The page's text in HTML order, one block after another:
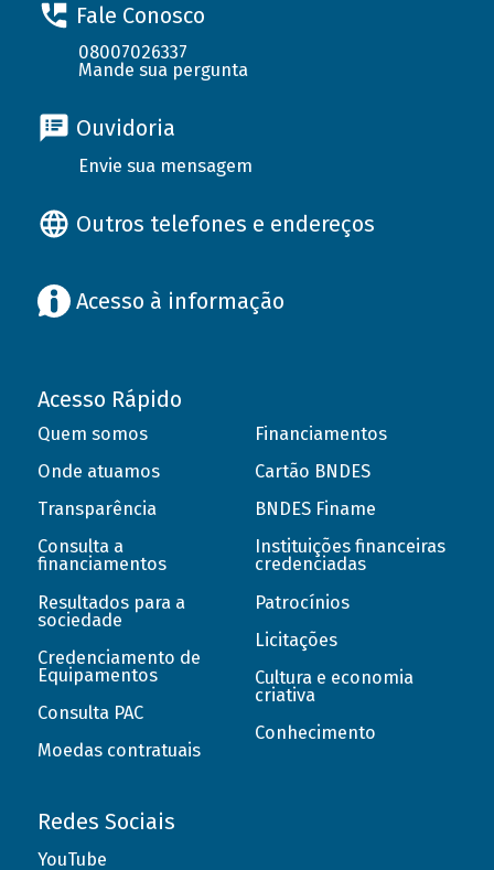
Fale Conosco
08007026337
Mande sua pergunta
Ouvidoria
Envie sua mensagem
Outros telefones e endereços
Acesso à informação
Acesso Rápido
Quem somos
Onde atuamos
Transparência
Consulta a
financiamentos
Resultados para a
sociedade
Credenciamento de
Equipamentos
Consulta PAC
Moedas contratuais
Financiamentos
Cartão BNDES
BNDES Finame
Instituições financeiras
credenciadas
Patrocínios
Licitações
Cultura e economia
criativa
Conhecimento
Redes Sociais
YouTube